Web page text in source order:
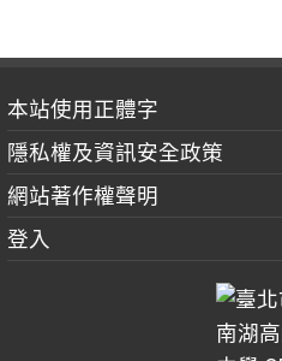
本站使用正體字
隱私權及資訊安全政策
網站著作權聲明
登入